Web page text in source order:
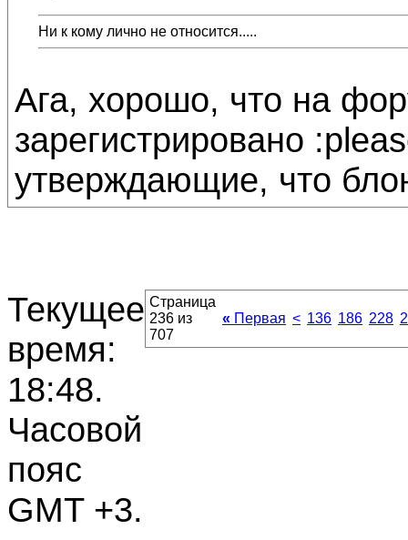
Ни к кому лично не относится.....
Ага, хорошо, что на
зарегистрировано
утверждающие, что
Текущее
время:
18:48.
Часовой
пояс
GMT +3.
Страница
236 из
707
« Первая < 136 186 228